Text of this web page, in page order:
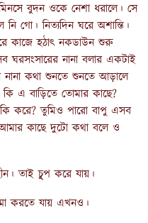
বুদন ওকে নেশা ধরালে। সে
গো। নিত্যদিন ঘরে অশান্তি।
কাজে হঠাৎ নকডাউন শুরু
ঘরসংসারের নানা বলার একটাই
নানা কথা শুনতে শুনতে আড়ালে
এ বাড়িতে তোমার কাছে?
করে? তুমিও পারো বাপু এসব
কাছে দুটো কথা বলে ও
তাই চু্প করে যায়।
করতে যায় এখনও।